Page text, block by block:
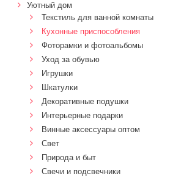
Уютный дом
Текстиль для ванной комнаты
Кухонные приспособления
Фоторамки и фотоальбомы
Уход за обувью
Игрушки
Шкатулки
Декоративные подушки
Интерьерные подарки
Винные аксессуары оптом
Свет
Природа и быт
Свечи и подсвечники